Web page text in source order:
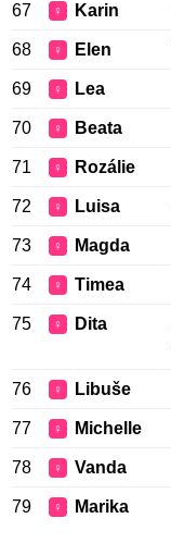
67 ♀ Karin
68 ♀ Elen
69 ♀ Lea
70 ♀ Beata
71 ♀ Rozálie
72 ♀ Luisa
73 ♀ Magda
74 ♀ Timea
75 ♀ Dita
76 ♀ Libuše
77 ♀ Michelle
78 ♀ Vanda
79 ♀ Marika